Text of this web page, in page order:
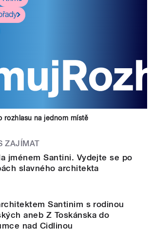
rozhlasu na jednom místě
ZAJÍMAT
jménem Santini. Vydejte se po
slavného architekta
Santinim s rodinou
aneb Z Toskánska do
nad Cidlinou